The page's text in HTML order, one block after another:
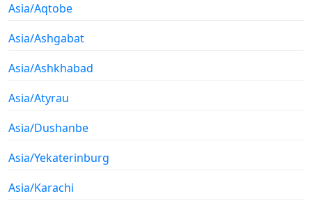
Asia/Aqtobe
Asia/Ashgabat
Asia/Ashkhabad
Asia/Atyrau
Asia/Dushanbe
Asia/Yekaterinburg
Asia/Karachi